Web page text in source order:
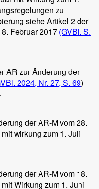
zu
siehe Artikel 2 der
Februar 2017 (GVBl. S.
AR zur Änderung der
2024, Nr. 27, S. 69)
der AR-M vom 28.
mit wirkung zum 1. Juli
der AR-M vom 18.
mit Wirkung zum 1. Juni